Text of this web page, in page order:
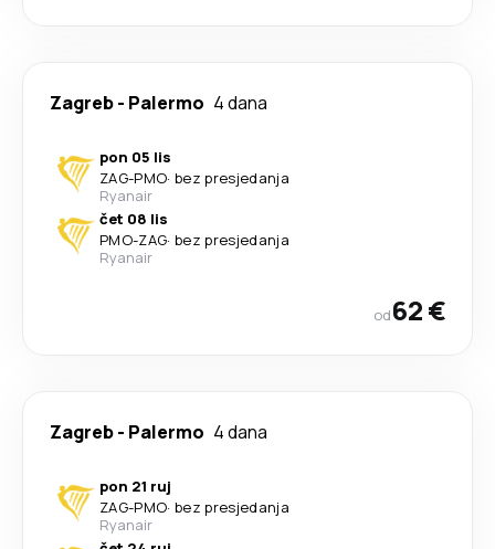
Zagreb- Palermo 4 dana
pon 05 lis
ZAG-PMO· bez presjedanja
Ryanair
čet 08 lis
PMO-ZAG· bez presjedanja
Ryanair
od62 €
Zagreb- Palermo 4 dana
pon 21 ruj
ZAG-PMO· bez presjedanja
Ryanair